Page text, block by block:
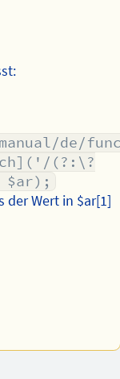
de/
(?:\?
der Wert in $ar[1]